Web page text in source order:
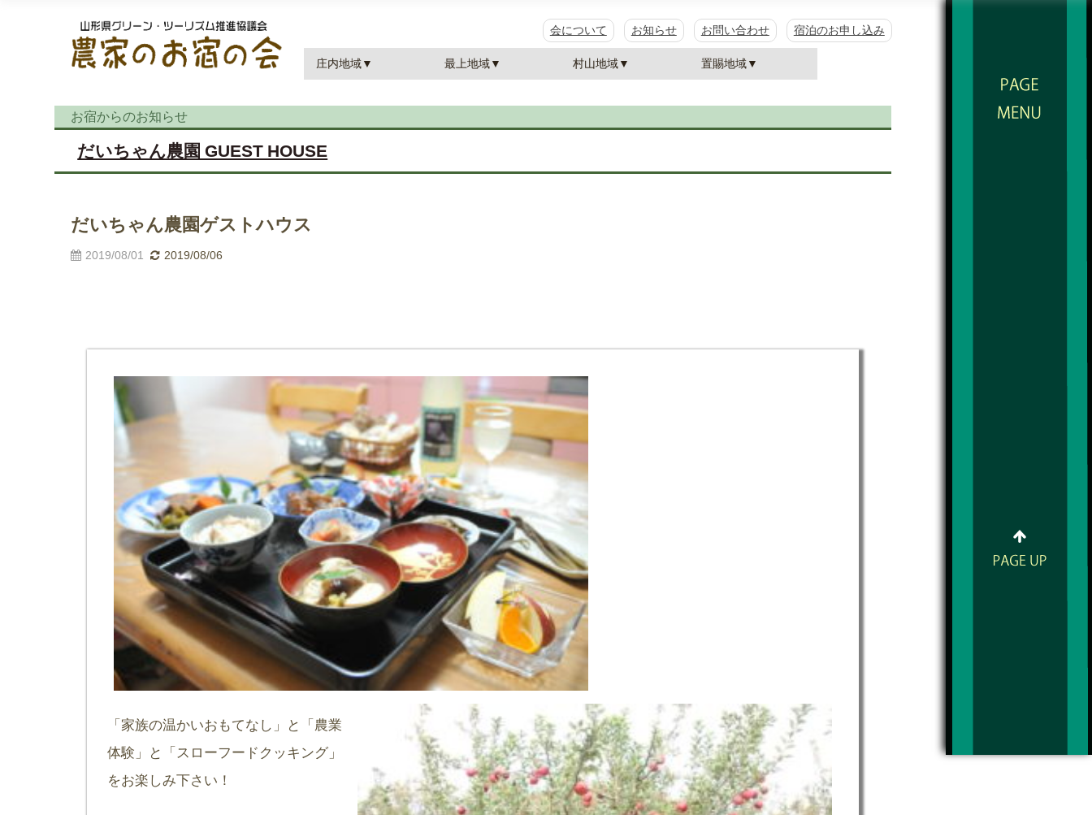
会について お知らせ お問い合わせ 宿泊のお申し込み
庄内地域▼ 最上地域▼ 村山地域▼ 置賜地域▼
お宿からのお知らせ
だいちゃん農園 GUEST HOUSE
だいちゃん農園ゲストハウス
2019/08/01 2019/08/06
「家族の温かいおもてなし」と「農業
体験」と「スローフードクッキング」
をお楽しみ下さい！